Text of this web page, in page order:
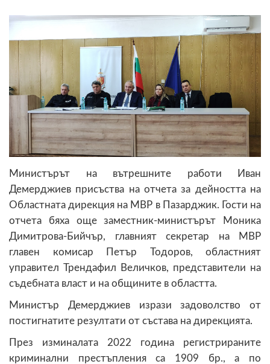
Министърът на вътрешните работи Иван
Демерджиев присъства на отчета за дейността на
Областната дирекция на МВР в Пазарджик. Гости на
отчета бяха още заместник-министърът Моника
Димитрова-Бийчър, главният секретар на МВР
главен комисар Петър Тодоров, областният
управител Трендафил Величков, представители на
съдебната власт и на общините в областта.
Министър Демерджиев изрази задоволство от
постигнатите резултати от състава на дирекцията.
През изминалата 2022 година регистрираните
криминални престъпления са 1909 бр., а по